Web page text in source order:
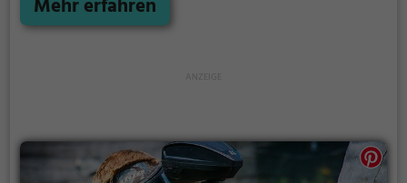
Mehr erfahren